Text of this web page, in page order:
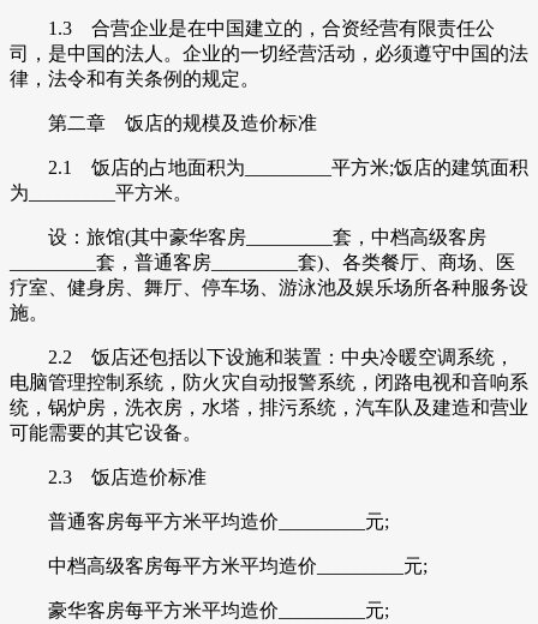
1.3 合营企业是在中国建立的，合资经营有限责任公
司，是中国的法人。企业的一切经营活动，必须遵守中国的法
律，法令和有关条例的规定。
第二章 饭店的规模及造价标准
2.1 饭店的占地面积为_________平方米;饭店的建筑面积
为_________平方米。
设：旅馆(其中豪华客房_________套，中档高级客房
_________套，普通客房_________套)、各类餐厅、商场、医
疗室、健身房、舞厅、停车场、游泳池及娱乐场所各种服务设
施。
2.2 饭店还包括以下设施和装置：中央冷暖空调系统，
电脑管理控制系统，防火灾自动报警系统，闭路电视和音响系
统，锅炉房，洗衣房，水塔，排污系统，汽车队及建造和营业
可能需要的其它设备。
2.3 饭店造价标准
普通客房每平方米平均造价_________元;
中档高级客房每平方米平均造价_________元;
豪华客房每平方米平均造价_________元;